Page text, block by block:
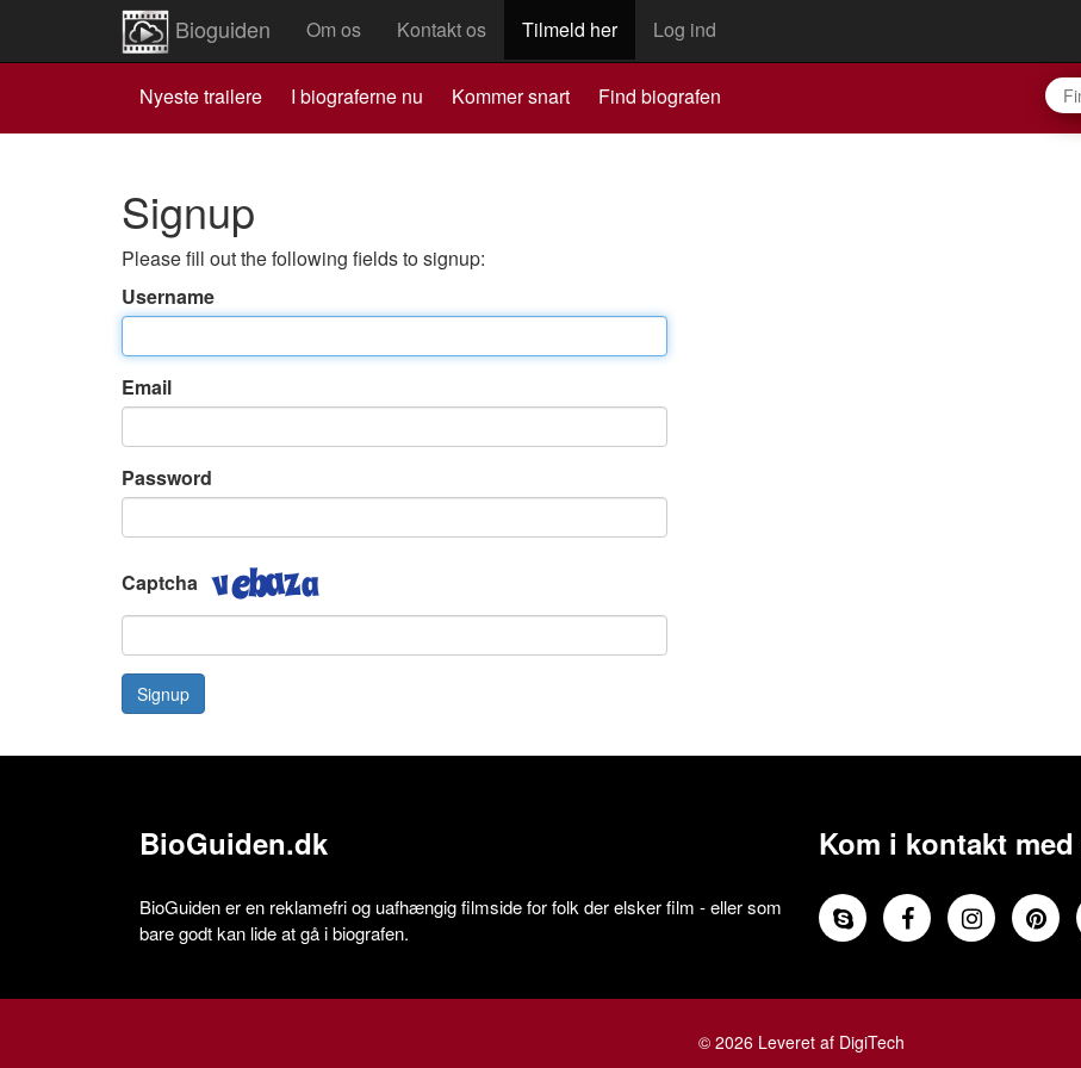
Bioguiden Om os Kontakt os Tilmeld her Log ind
Nyeste trailere I biograferne nu Kommer snart Find biografen
Signup
Please fill out the following fields to signup:
Username
Email
Password
Captcha
Signup
BioGuiden.dk
BioGuiden er en reklamefri og uafhængig filmside for folk der elsker film - eller som
bare godt kan lide at gå i biografen.
Kom i kontakt
© 2026 Leveret af DigiTech